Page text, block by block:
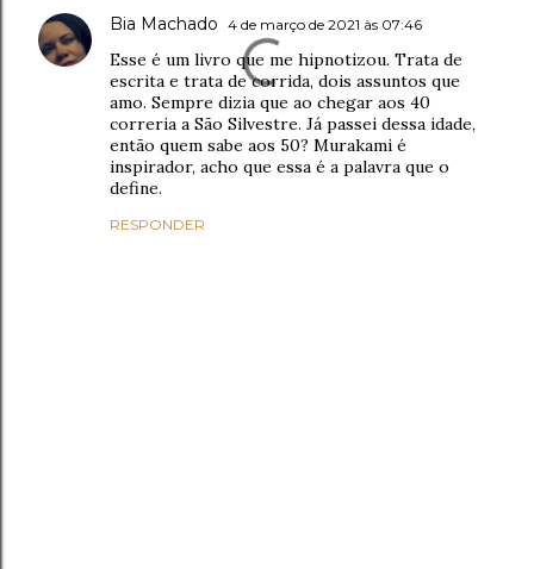
Bia Machado 4 de março de 2021 às 07:46
Esse é um livro que me hipnotizou. Trata de
escrita e trata de corrida, dois assuntos que
amo. Sempre dizia que ao chegar aos 40
correria a São Silvestre. Já passei dessa idade,
então quem sabe aos 50? Murakami é
inspirador, acho que essa é a palavra que o
define.
RESPONDER